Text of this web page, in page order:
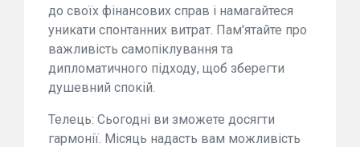
до своїх фінансових справ і намагайтеся
уникати спонтанних витрат. Пам'ятайте про
важливість самопіклування та
дипломатичного підходу, щоб зберегти
душевний спокій.
Телець: Сьогодні ви зможете досягти
гармонії. Місяць надасть вам можливість